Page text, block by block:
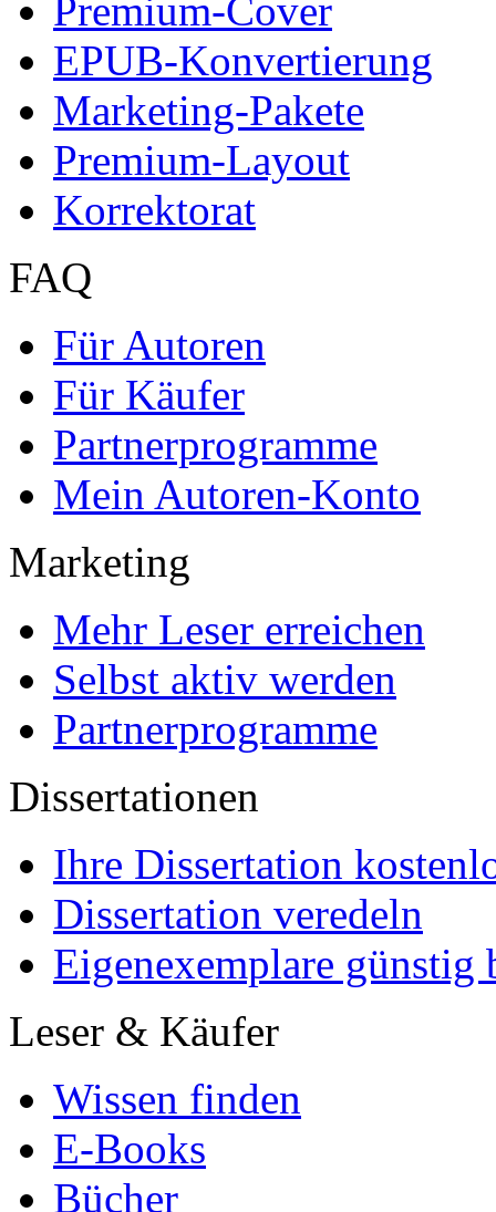
Ihre Optionen
Vertriebskanäle
Premium Services
Autorenprofil
Textarten und Formate
Services für Verlage,
Premium Services
Premium-Cover
EPUB-Konvertierung
Marketing-Pakete
Premium-Layout
Korrektorat
FAQ
Für Autoren
Für Käufer
Partnerprogramme
Mein Autoren-Konto
Marketing
Mehr Leser erreichen
Selbst aktiv werden
Partnerprogramme
Dissertationen